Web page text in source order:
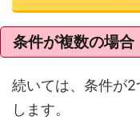
条件が複数の場合
続いては、条件が
します。